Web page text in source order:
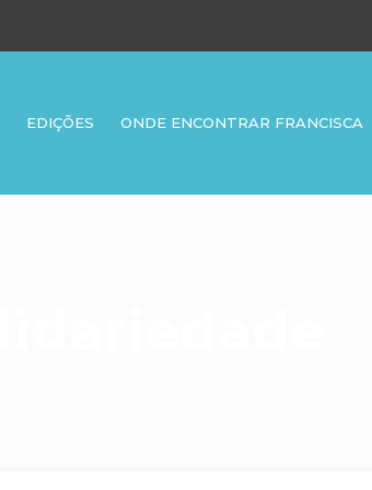
EDIÇÕES ONDE ENCONTRAR FRANCISCA